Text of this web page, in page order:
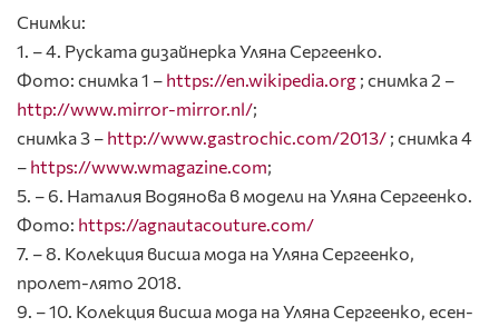
Снимки:
1. – 4. Руската дизайнерка Уляна Сергеенко.
Фото: снимка 1 – https://en.wikipedia.org ; снимка 2 –
http://www.mirror-mirror.nl/;
снимка 3 – http://www.gastrochic.com/2013/ ; снимка 4
– https://www.wmagazine.com;
5. – 6. Наталия Водянова в модели на Уляна Сергеенко.
Фото: https://agnautacouture.com/
7. – 8. Колекция висша мода на Уляна Сергеенко,
пролет-лято 2018.
9. – 10. Колекция висша мода на Уляна Сергеенко, есен-